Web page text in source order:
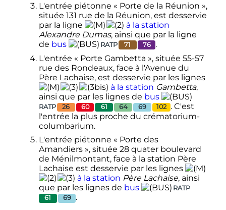
L'entrée piétonne « Porte de la Réunion »,
située 131 rue de la Réunion, est desservie
par la ligne
à la station
Alexandre Dumas, ainsi que par la ligne
de bus RATP 71 76
.
L'entrée « Porte Gambetta », située 55-57
rue des Rondeaux, face à l'Avenue du
Père Lachaise, est desservie par les lignes
à la station Gambetta,
ainsi que par les lignes de bus
RATP 26 60 61 64 69 102 . C'est
l'entrée la plus proche du crématorium-
columbarium.
L'entrée piétonne « Porte des
Amandiers », située 28 quater boulevard
de Ménilmontant, face à la station Père
Lachaise est desservie par les lignes
à la station Père Lachaise, ainsi
que par les lignes de bus
RATP
61
69
.